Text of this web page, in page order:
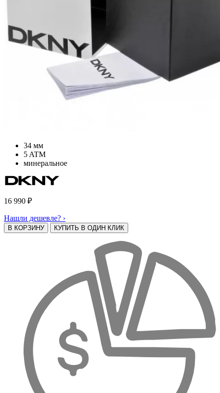
34 мм
5 ATM
минеральное
16 990 ₽
Нашли дешевле? ›
В КОРЗИНУ КУПИТЬ В ОДИН КЛИК